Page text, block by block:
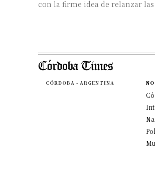
con la firme idea de relanzar
CÓRDOBA - ARGENTINA